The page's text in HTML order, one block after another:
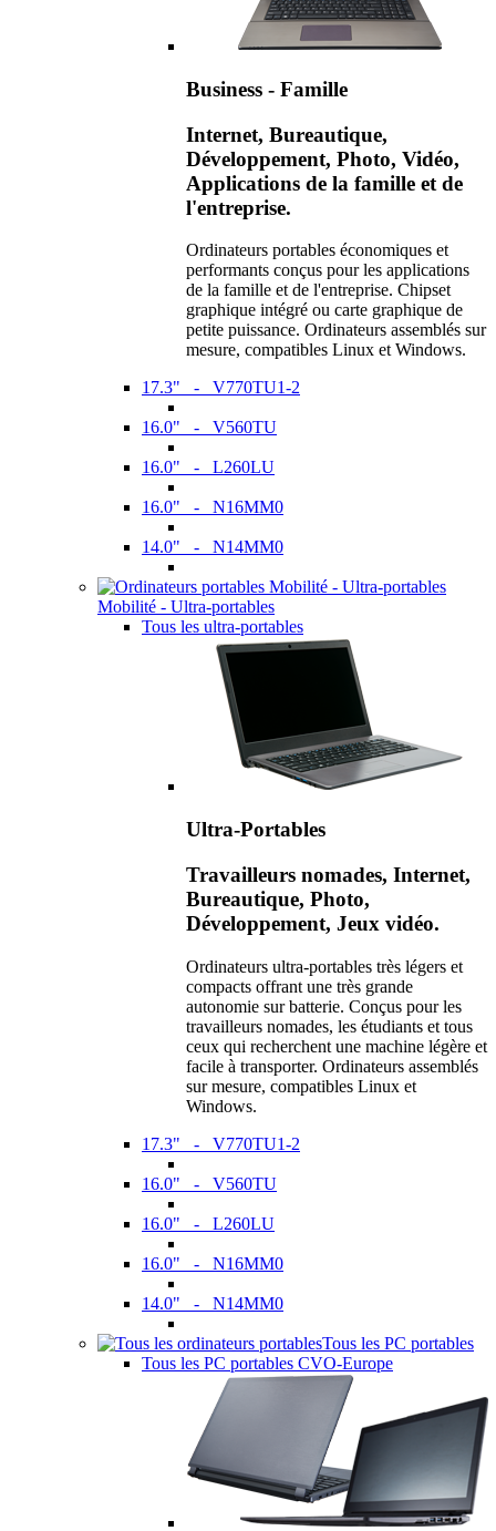
Business - Famille
Internet, Bureautique,
Développement, Photo, Vidéo,
Applications de la famille et de
l'entreprise.
Ordinateurs portables économiques et
performants conçus pour les applications
de la famille et de l'entreprise. Chipset
graphique intégré ou carte graphique de
petite puissance. Ordinateurs assemblés sur
mesure, compatibles Linux et Windows.
17.3" - V770TU1-2
16.0" - V560TU
16.0" - L260LU
16.0" - N16MM0
14.0" - N14MM0
Mobilité - Ultra-portables
Tous les ultra-portables
Ultra-Portables
Travailleurs nomades, Internet,
Bureautique, Photo,
Développement, Jeux vidéo.
Ordinateurs ultra-portables très légers et
compacts offrant une très grande
autonomie sur batterie. Conçus pour les
travailleurs nomades, les étudiants et tous
ceux qui recherchent une machine légère et
facile à transporter. Ordinateurs assemblés
sur mesure, compatibles Linux et
Windows.
17.3" - V770TU1-2
16.0" - V560TU
16.0" - L260LU
16.0" - N16MM0
14.0" - N14MM0
Tous les PC portables
Tous les PC portables CVO-Europe